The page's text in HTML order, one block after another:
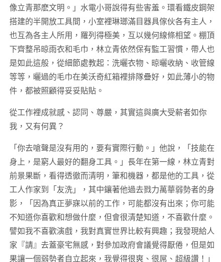
像立青那麽文明。」水電小哥說得有些害羞。環看鐵皮鋼架
搭建的半開放工具間，小室裡琳瑯滿目器具傢伙各有主人，
也互為各主人所用，羅列得極美，互以幾何線條相望。棚頂
下齊整吊晾雨衣和毛巾，林立青依然保有監工習慣，帶人也
是如此這般，從細節處教起：洗曬衣物、晾曬收納、收管線
等等，曬過的毛巾在美沃奇紅箱裡排隊疊好，如此薄小的物
件，都被照顧得妥妥貼貼。
從工作裡成就感、認同、尊嚴，其實這與廣大受薪者如你
我，又有何異？
「你去嗆聲是沒有用的，要有實際行動。」他說，「技能在
身上，是窮人最好的翻身工具。」長年在第一線，林立青對
前景果斷，看得透徹而清明，筆和機器，都是他的工具，從
工人作家到「友洗」，其中鑲著他過去戮力萬華弱勢者的身
影，「因為真正夢寐以前的工作，可能都沒有出來；你可能
不知道你喜歡和想做什麼，但會很清楚知道，不喜歡什麼。
譬如我不喜歡演戲，我對真實世界比較有興趣；我發現給人
家『請』去蓋豪宅無感，對參加政府會議覺得厭倦，但是如
果讓一個弱勢者自立起來，我覺得很爽、很屌、超級讚！」